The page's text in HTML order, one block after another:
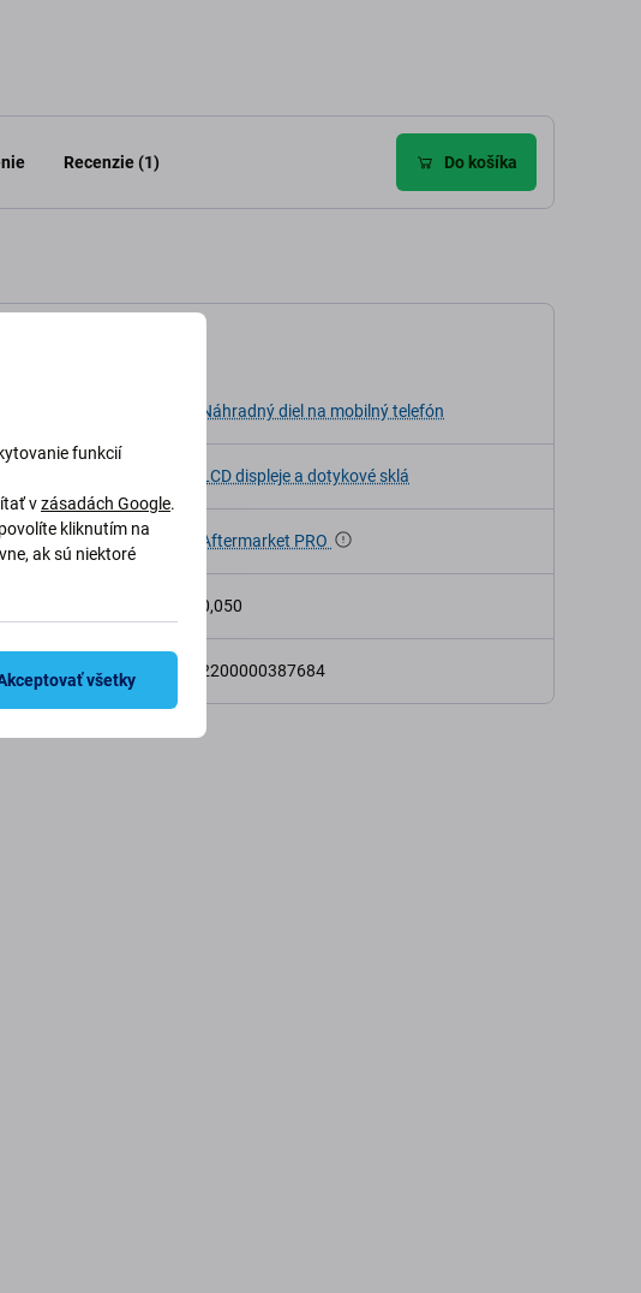
Recenzie (1) Do košíka
Náhradný diel na mobilný telefón
LCD displeje a dotykové sklá
Originalita Aftermarket PRO
0,050
EAN 2200000387684
funkcií
vzásadách Google.
kliknutím na
ak sú niektoré
všetky